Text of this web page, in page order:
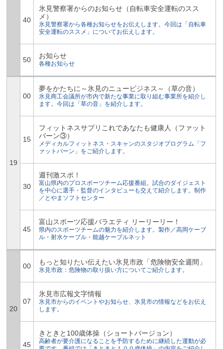
40
氷見警察署からのお知らせ（自転車安全運転のスス
メ）
氷見警察署から各種お知らせをお伝えします。今回は「自転車
安全運転のススメ」についてお伝えします。
50 お知らせ
各種お知らせ
19
00
夢をかたちに～氷見のニュービジネス～（草の音）
氷見商工会議所が市内で新たな事業に取り組む事業所を紹介し
ます。今回は「草の音」を紹介します。
15
フィットネスサプリこれであなたも健康人（ファット
バーン③）
メディカルフィットネス・スキャンのスタジオプログラム「フ
ァットバーン」をご紹介します。
30
週刊激スポ！
富山県内のプロスポーツチーム応援番組。試合のダイジェスト
を中心に選手・監督のインタビューも交えて紹介します。制作
／とやまソフトセンター
45
富山スポーツ応援バラエティ リーリーリー！
県内のスポーツチームの魅力を紹介します。製作／高岡ケーブ
ル・射水ケーブル・能越ケーブルネット
20
00 もっと知りたい伝えたい氷見市政「危険物安全週間」
氷見市政：危険物の取り扱い方についてご紹介します。
07
氷見市広報文字情報
氷見市からのイベントやお知らせ、氷見市の情報などをお伝え
します。
45
きときと100歳体操（ショートバージョン）
高齢者が要介護になることを予防するために継続した運動が必